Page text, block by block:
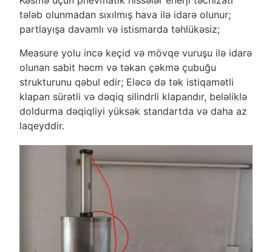
tələb olunmadan sıxılmış hava ilə idarə olunur;
partlayışa davamlı və istismarda təhlükəsiz;
Measure yolu incə keçid və mövqe vuruşu ilə idarə
olunan sabit həcm və təkan çəkmə çubuğu
strukturunu qəbul edir; Eləcə də tək istiqamətli
klapan sürətli və dəqiq silindrli klapandır, beləliklə
doldurma dəqiqliyi yüksək standartda və daha az
laqeyddir.